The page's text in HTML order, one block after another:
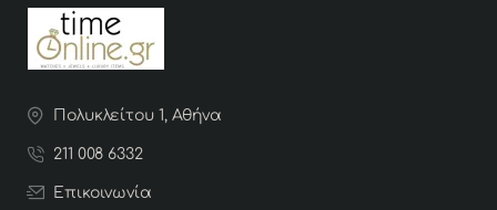
Πολυκλείτου 1, Αθήνα
211 008 6332
Επικοινωνία